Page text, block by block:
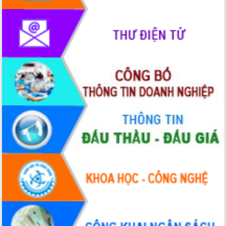
Rà soát, hoàn thiện hệ thống thiết chế
văn hóa, thể thao đáp ứng yêu cầu
phát triển mới
Thường trực HĐND tỉnh Đắk Lắk gặp
mặt Đoàn chuyên gia y tế TP. Hồ Chí
Minh
Lễ truy điệu và an táng hài cốt liệt sĩ
tại Nghĩa trang Liệt sĩ xã Sơn Hòa
Bàn giải pháp tháo gỡ khó khăn trong
xuất khẩu sầu riêng và triển khai quy
định EUDR
Thứ trưởng Bộ Nông nghiệp và Môi
trường Nguyễn Hoàng Hiệp khảo sát
vùng trồng và doanh nghiệp đóng gói
sầu riêng tại Đắk Lắk
Trình diễn nghệ thuật chế biến các
món ăn từ sầu riêng
Đắk Lắk công bố Quy hoạch và xúc
tiến đầu tư tỉnh
Ngành cá ngừ Đắk Lắk chủ động thích